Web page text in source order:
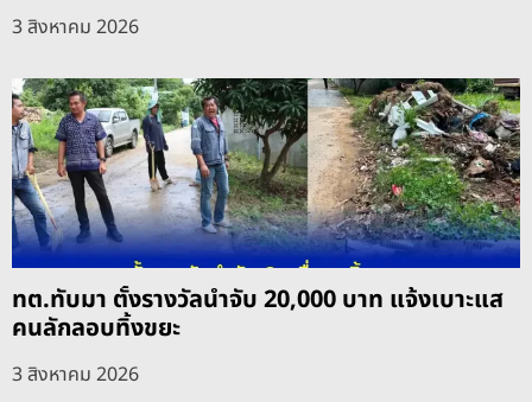
3 สิงหาคม 2026
ทต.ทับมา ตั้งรางวัลนำจับ 20,000 บาท แจ้งเบาะแส
คนลักลอบทิ้งขยะ
3 สิงหาคม 2026